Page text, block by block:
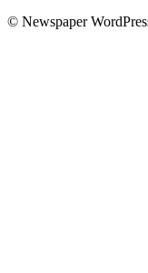
© Newspaper